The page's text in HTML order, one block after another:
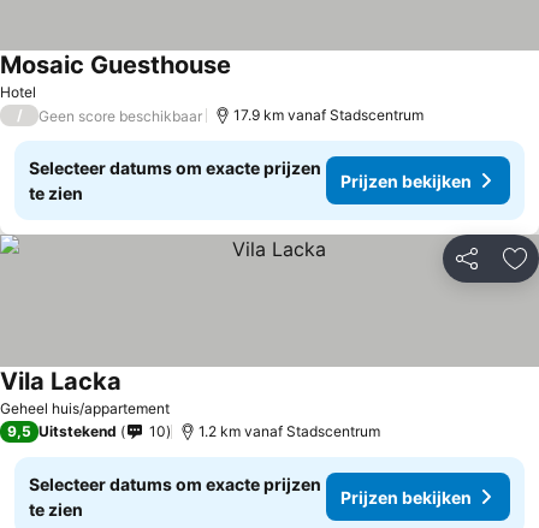
Hotel
Mosaic Guesthouse
/ Geen score beschikbaar 17.9 km vanaf Stadscentrum
Selecteer datums om exacte prijzen
te zien
Prijzen bekijken
Delen
Geheel huis/appartement
Vila Lacka
9,5 Uitstekend 10 1.2 km vanaf Stadscentrum
Selecteer datums om exacte prijzen
te zien
Prijzen bekijken